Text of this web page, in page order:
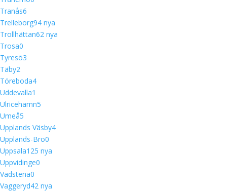
Tranås6
Trelleborg94 nya
Trollhättan62 nya
Trosa0
Tyresö3
Täby2
Töreboda4
Uddevalla1
Ulricehamn5
Umeå5
Upplands Väsby4
Upplands-Bro0
Uppsala125 nya
Uppvidinge0
Vadstena0
Vaggeryd42 nya